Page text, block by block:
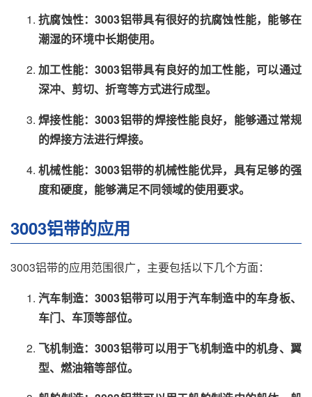
抗腐蚀性：3003铝带具有很好的抗腐蚀性能，能够在
潮湿的环境中长期使用。
加工性能：3003铝带具有良好的加工性能，可以通过
深冲、剪切、折弯等方式进行成型。
焊接性能：3003铝带的焊接性能良好，能够通过常规
的焊接方法进行焊接。
机械性能：3003铝带的机械性能优异，具有足够的强
度和硬度，能够满足不同领域的使用要求。
3003铝带的应用
3003铝带的应用范围很广，主要包括以下几个方面：
汽车制造：3003铝带可以用于汽车制造中的车身板、
车门、车顶等部位。
飞机制造：3003铝带可以用于飞机制造中的机身、翼
型、燃油箱等部位。